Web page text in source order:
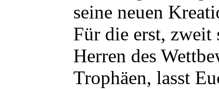
seine neuen
Für die erst,
Herren des
Trophäen, lasst